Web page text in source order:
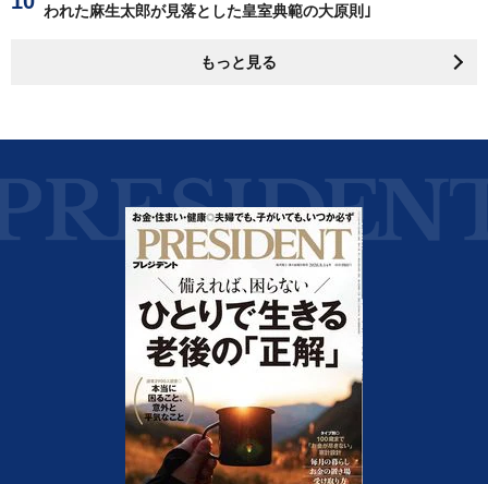
われた麻生太郎が見落とした皇室典範の大原則｣
もっと見る